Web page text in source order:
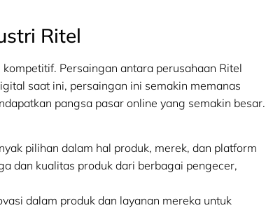
Ritel
Persaingan antara perusahaan Ritel
saat ini, persaingan ini semakin memanas
pangsa pasar online yang semakin besar.
pilihan dalam hal produk, merek, dan platform
dan kualitas produk dari berbagai pengecer,
dalam produk dan layanan mereka untuk